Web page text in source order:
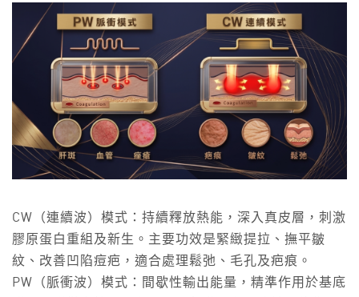
CW（連續波）模式：持續釋放熱能，深入真皮層，刺激
膠原蛋白重組及新生。主要功效是緊緻提拉、撫平皺
紋、改善凹陷痘疤，適合處理鬆弛、毛孔及疤痕。
PW（脈衝波）模式：間歇性輸出能量，精準作用於基底